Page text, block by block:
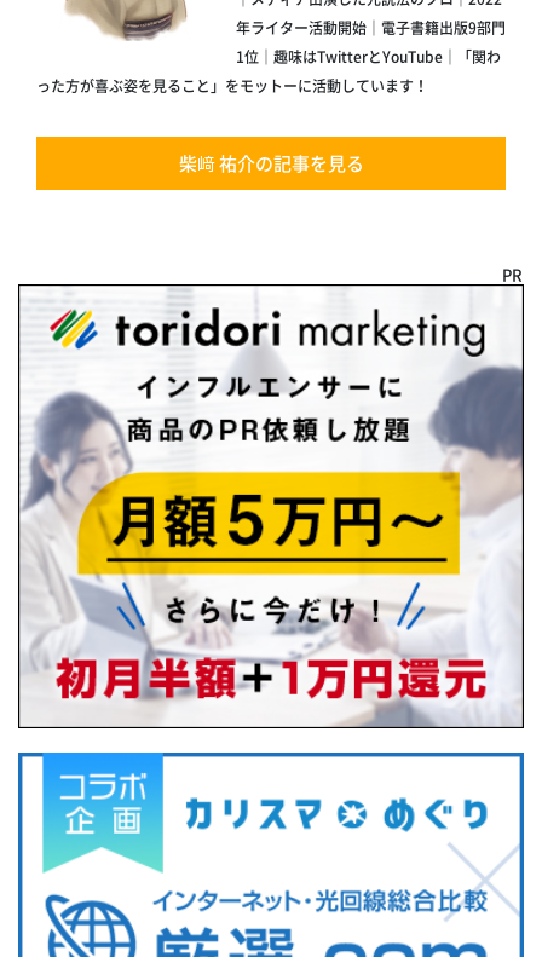
年ライター活動開始｜電子書籍出版9部門
1位｜趣味はTwitterとYouTube｜「関わ
った方が喜ぶ姿を見ること」をモットーに活動しています！
柴﨑 祐介の記事を見る
PR